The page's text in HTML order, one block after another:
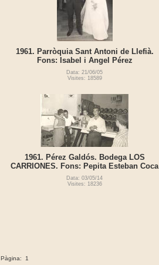
1961. Parròquia Sant Antoni de Llefià.
Fons: Isabel i Angel Pérez
Data: 21/06/05
Visites: 18589
1961. Pérez Galdós. Bodega LOS
CARRIONES. Fons: Pepita Esteban Coca
Data: 03/05/14
Visites: 18236
Pàgina: 1